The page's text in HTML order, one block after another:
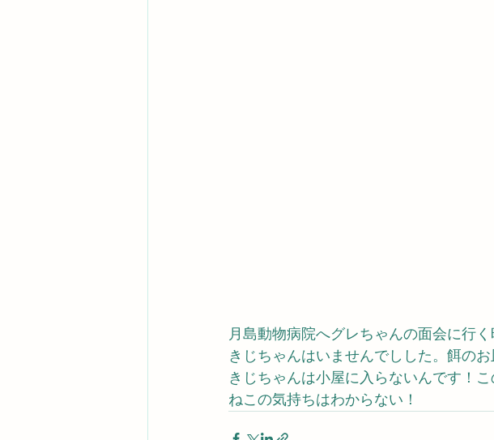
月島動物病院へグレちゃんの面会に行
きじちゃんはいませんでしした。餌の
きじちゃんは小屋に入らないんです！
ねこの気持ちはわからない！